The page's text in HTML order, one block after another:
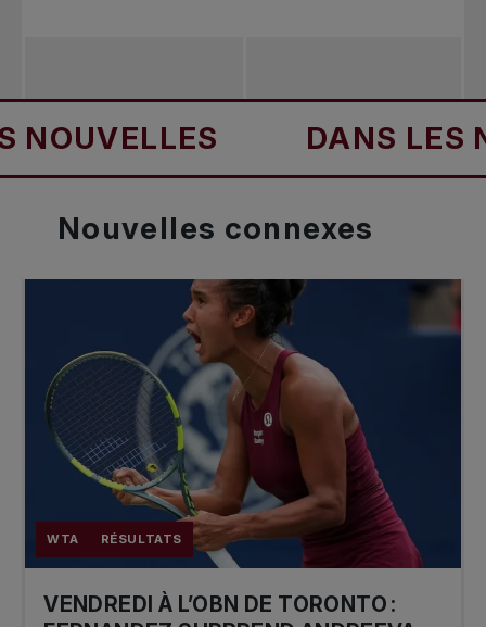
DANS LES
Nouvelles connexes
WTA RÉSULTATS
VENDREDI À L’OBN DE TORONTO :